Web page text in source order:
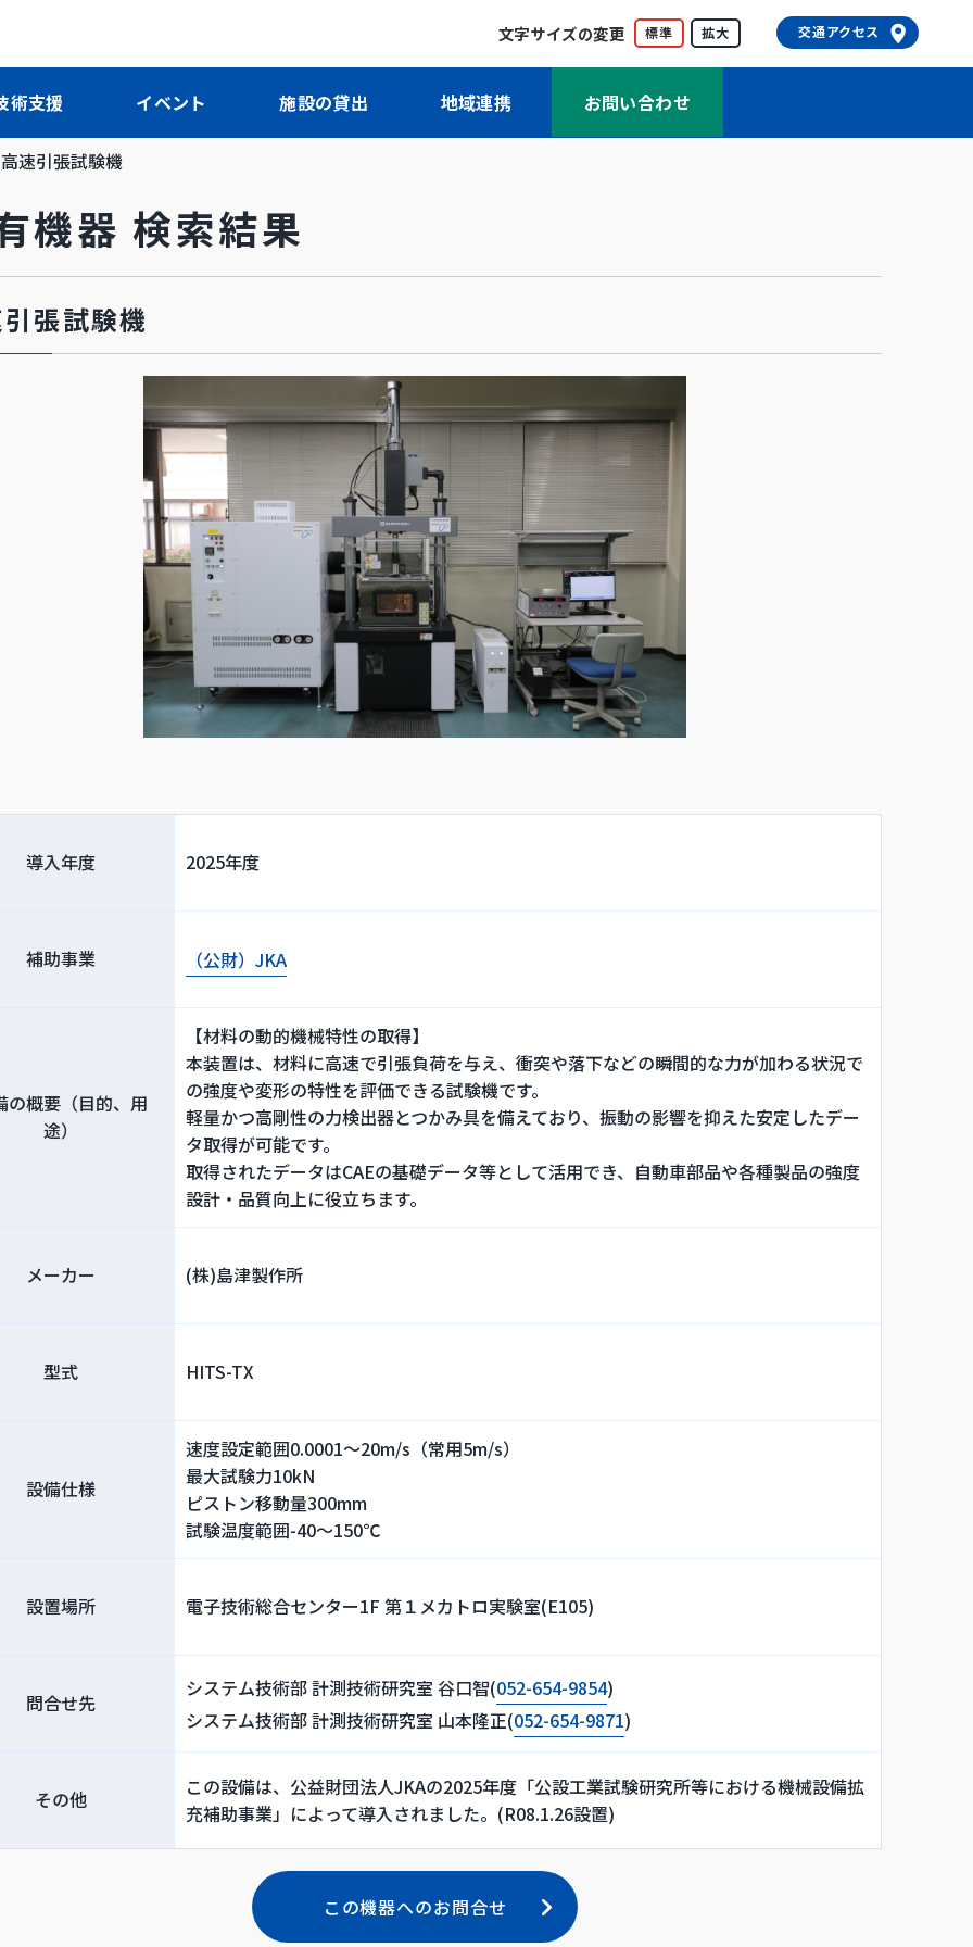
文字サイズの変更 標準 拡大 交通アクセス
術支援 イベント 施設の貸出 地域連携 お問い合わせ
高速引張試験機
有機器 検索結果
張試験機
導入年度 2025年度
補助事業 （公財）JKA
の概要（目的、用
途）
【材料の動的機械特性の取得】
本装置は、材料に高速で引張負荷を与え、衝突や落下などの瞬間的な力が加わる状況で
の強度や変形の特性を評価できる試験機です。
軽量かつ高剛性の力検出器とつかみ具を備えており、振動の影響を抑えた安定したデー
タ取得が可能です。
取得されたデータはCAEの基礎データ等として活用でき、自動車部品や各種製品の強度
設計・品質向上に役立ちます。
メーカー (株)島津製作所
型式 HITS-TX
設備仕様
速度設定範囲0.0001～20m/s（常用5m/s）
最大試験力10kN
ピストン移動量300mm
試験温度範囲-40～150℃
設置場所 電子技術総合センター1F 第１メカトロ実験室(E105)
問合せ先
システム技術部 計測技術研究室 谷口智(052-654-9854)
システム技術部 計測技術研究室 山本隆正(052-654-9871)
その他
この設備は、公益財団法人JKAの2025年度「公設工業試験研究所等における機械設備拡
充補助事業」によって導入されました。(R08.1.26設置)
この機器へのお問合せ